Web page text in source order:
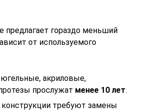
предлагает гораздо меньший
от используемого
акриловые,
прослужат менее 10 лет.
требуют замены